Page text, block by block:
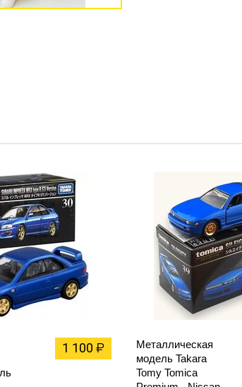
1 100 ₽
Металлическая
модель Takara
Tomy Tomica